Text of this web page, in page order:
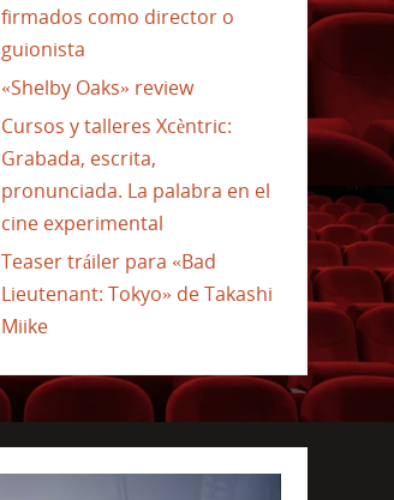
firmados como director o
guionista
«Shelby Oaks» review
Cursos y talleres Xcèntric:
Grabada, escrita,
pronunciada. La palabra en el
cine experimental
Teaser tráiler para «Bad
Lieutenant: Tokyo» de Takashi
Miike